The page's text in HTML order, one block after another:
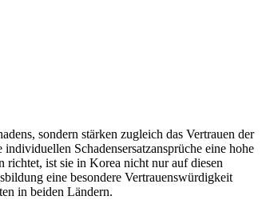
sondern stärken zugleich das Vertrauen der
Schadensersatzansprüche eine hohe
ist sie in Korea nicht nur auf diesen
eine besondere Vertrauenswürdigkeit
in beiden Ländern.